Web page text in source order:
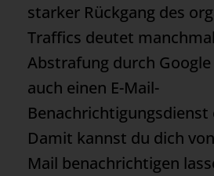
starker Rückgang des
Traffics deutet
Abstrafung durch
auch einen E-Mail-
Damit kannst du dich
Mail benachrichtigen